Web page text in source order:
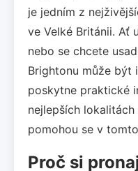
je jedním z
ve Velké Británii. Ať
nebo se chcete
Brightonu může být
poskytne praktické
nejlepších
pomohou se v
Proč si